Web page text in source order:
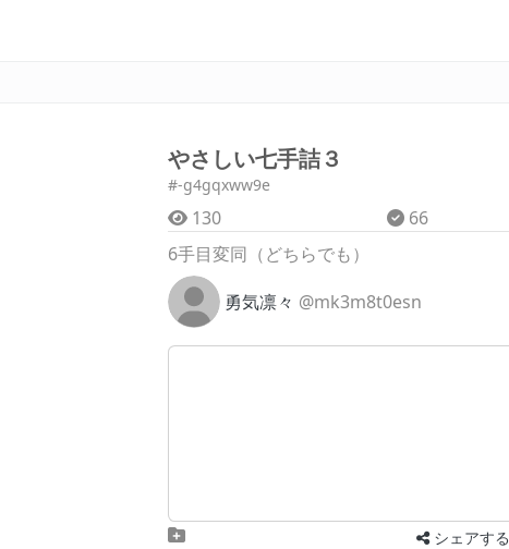
やさしい七手詰３
#-g4gqxww9e
130 66
6手目変同（どちらでも）
勇気凛々 @mk3m8t0esn
シェアする